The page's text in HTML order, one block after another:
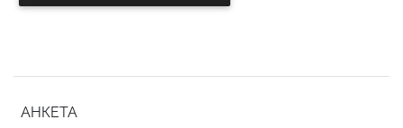
АНКЕТА